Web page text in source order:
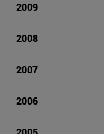
2009
2008
2007
2006